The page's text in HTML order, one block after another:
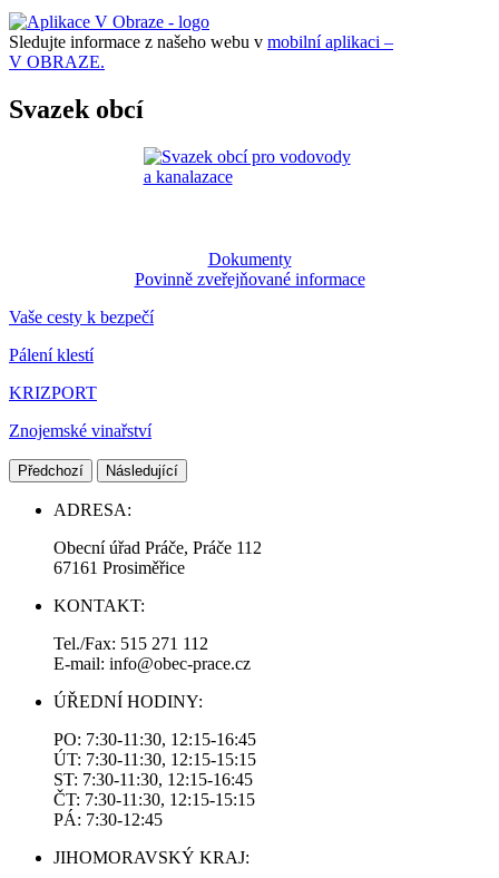
Sledujte informace z našeho webu v mobilní aplikaci –
V OBRAZE.
Svazek obcí
Dokumenty
Povinně zveřejňované informace
Vaše cesty k bezpečí
Pálení klestí
KRIZPORT
Znojemské vinařství
Předchozí Následující
ADRESA:
Obecní úřad Práče, Práče 112
67161 Prosiměřice
KONTAKT:
Tel./Fax: 515 271 112
E-mail: info@obec-prace.cz
ÚŘEDNÍ HODINY:
PO: 7:30-11:30, 12:15-16:45
ÚT: 7:30-11:30, 12:15-15:15
ST: 7:30-11:30, 12:15-16:45
ČT: 7:30-11:30, 12:15-15:15
PÁ: 7:30-12:45
JIHOMORAVSKÝ KRAJ: